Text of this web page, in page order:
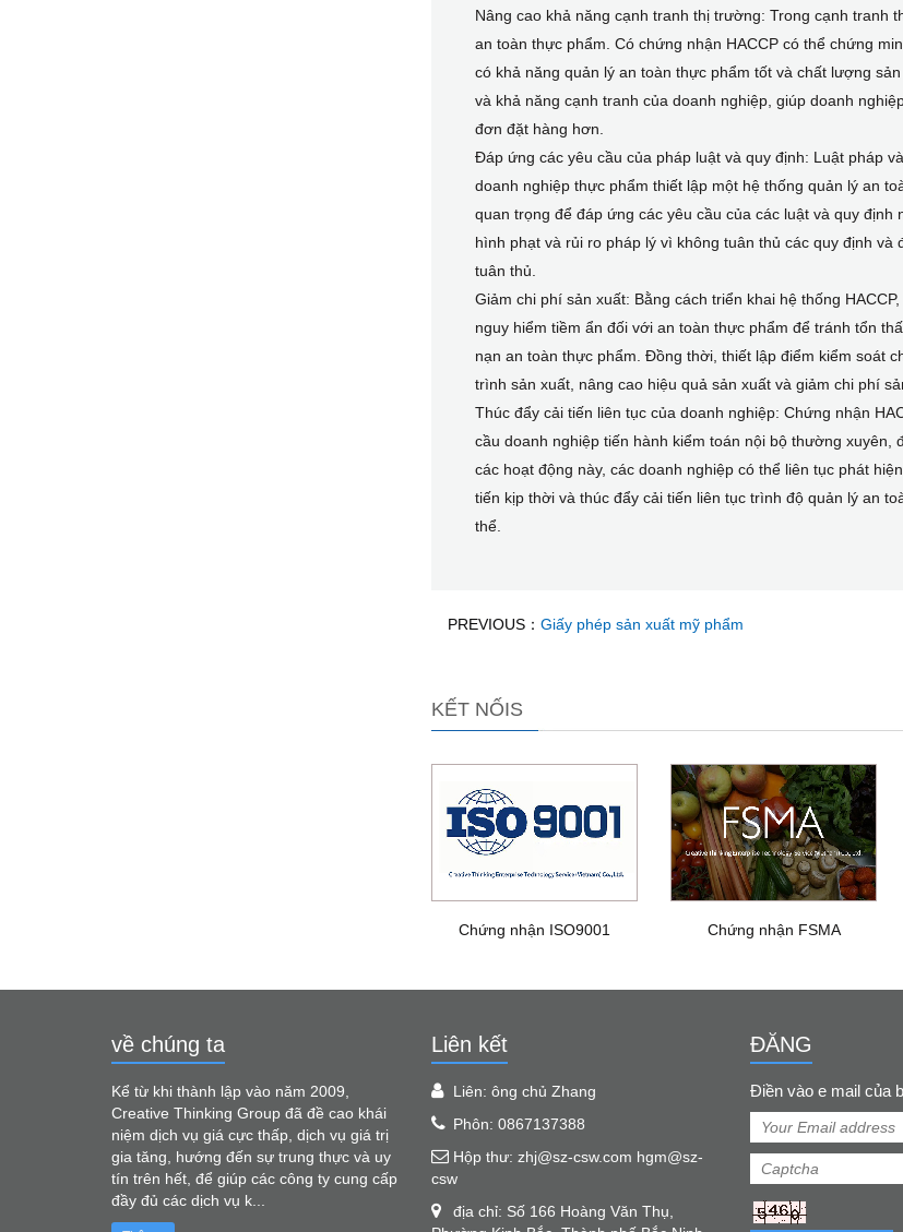
Nâng cao khả năng cạnh tranh thị trường: Trong cạnh
an toàn thực phẩm. Có chứng nhận HACCP có thể chứng
có khả năng quản lý an toàn thực phẩm tốt và chất lượng
và khả năng cạnh tranh của doanh nghiệp, giúp doanh
đơn đặt hàng hơn.
Đáp ứng các yêu cầu của pháp luật và quy định: Luật pháp
doanh nghiệp thực phẩm thiết lập một hệ thống quản lý an
quan trọng để đáp ứng các yêu cầu của các luật và quy
hình phạt và rủi ro pháp lý vì không tuân thủ các quy định
tuân thủ.
Giảm chi phí sản xuất: Bằng cách triển khai hệ thống
nguy hiểm tiềm ẩn đối với an toàn thực phẩm để tránh tổn
nạn an toàn thực phẩm. Đồng thời, thiết lập điểm kiểm soát
trình sản xuất, nâng cao hiệu quả sản xuất và giảm chi phí
Thúc đẩy cải tiến liên tục của doanh nghiệp: Chứng nhận
cầu doanh nghiệp tiến hành kiểm toán nội bộ thường xuyên,
các hoạt động này, các doanh nghiệp có thể liên tục phát
tiến kịp thời và thúc đẩy cải tiến liên tục trình độ quản lý an
thể.
PREVIOUS： Giấy phép sản xuất mỹ phẩm
KẾT NỐIS
Chứng nhận ISO9001 Chứng nhận FSMA
về chúng ta
Kể từ khi thành lập vào năm 2009,
Creative Thinking Group đã đề cao khái
niệm dịch vụ giá cực thấp, dịch vụ giá trị
gia tăng, hướng đến sự trung thực và uy
tín trên hết, để giúp các công ty cung cấp
đầy đủ các dịch vụ k...
Liên kết
Liên: ông chủ Zhang
Phôn: 0867137388
Hộp thư: zhj@sz-csw.com hgm@sz-
csw
địa chỉ: Số 166 Hoàng Văn Thụ,
ĐĂNG
Điền vào e mail của